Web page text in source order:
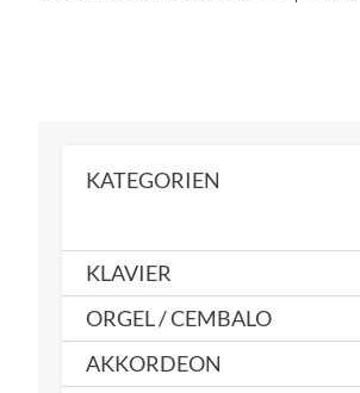
KATEGORIEN
KLAVIER
ORGEL / CEMBALO
AKKORDEON